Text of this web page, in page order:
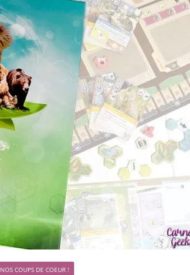
NOS COUPS DE COEUR !